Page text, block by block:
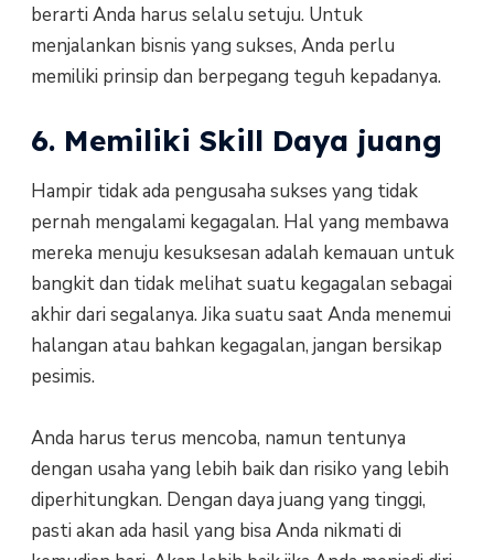
berarti Anda harus selalu setuju. Untuk
menjalankan bisnis yang sukses, Anda perlu
memiliki prinsip dan berpegang teguh kepadanya.
6. Memiliki Skill Daya juang
Hampir tidak ada pengusaha sukses yang tidak
pernah mengalami kegagalan. Hal yang membawa
mereka menuju kesuksesan adalah kemauan untuk
bangkit dan tidak melihat suatu kegagalan sebagai
akhir dari segalanya. Jika suatu saat Anda menemui
halangan atau bahkan kegagalan, jangan bersikap
pesimis.
Anda harus terus mencoba, namun tentunya
dengan usaha yang lebih baik dan risiko yang lebih
diperhitungkan. Dengan daya juang yang tinggi,
pasti akan ada hasil yang bisa Anda nikmati di